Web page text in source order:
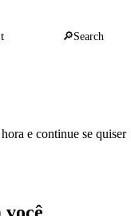
🔎Search
e continue se quiser